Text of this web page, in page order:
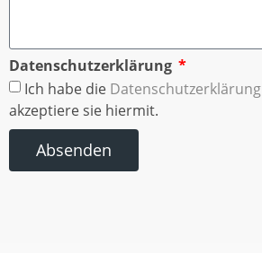
Datenschutzerklärung
Ich habe die Datenschutzerklärung
akzeptiere sie hiermit.
Absenden